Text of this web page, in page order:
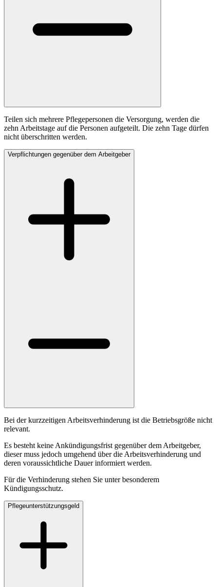
Teilen sich mehrere Pflegepersonen die Versorgung, werden die
zehn Arbeitstage auf die Personen aufgeteilt. Die zehn Tage dürfen
nicht überschritten werden.
Verpflichtungen gegenüber dem Arbeitgeber
Bei der kurzzeitigen Arbeitsverhinderung ist die Betriebsgröße nicht
relevant.
Es besteht keine Ankündigungsfrist gegenüber dem Arbeitgeber,
dieser muss jedoch umgehend über die Arbeitsverhinderung und
deren voraussichtliche Dauer informiert werden.
Für die Verhinderung stehen Sie unter besonderem
Kündigungsschutz.
Pflegeunterstützungsgeld